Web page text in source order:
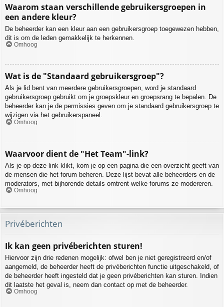
Waarom staan verschillende gebruikersgroepen in
een andere kleur?
De beheerder kan een kleur aan een gebruikersgroep toegewezen hebben,
dit is om de leden gemakkelijk te herkennen.
Omhoog
Wat is de "Standaard gebruikersgroep"?
Als je lid bent van meerdere gebruikersgroepen, word je standaard
gebruikersgroep gebruikt om je groepskleur en groepsrang te bepalen. De
beheerder kan je de permissies geven om je standaard gebruikersgroep te
wijzigen via het gebruikerspaneel.
Omhoog
Waarvoor dient de "Het Team"-link?
Als je op deze link klikt, kom je op een pagina die een overzicht geeft van
de mensen die het forum beheren. Deze lijst bevat alle beheerders en de
moderators, met bijhorende details omtrent welke forums ze modereren.
Omhoog
Privéberichten
Ik kan geen privéberichten sturen!
Hiervoor zijn drie redenen mogelijk: ofwel ben je niet geregistreerd en/of
aangemeld, de beheerder heeft de privéberichten functie uitgeschakeld, of
de beheerder heeft ingesteld dat je geen privéberichten kan sturen. Indien
dit laatste het geval is, neem dan contact op met de beheerder.
Omhoog